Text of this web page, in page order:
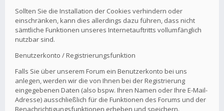
Sollten Sie die Installation der Cookies verhindern oder
einschränken, kann dies allerdings dazu führen, dass nicht
sämtliche Funktionen unseres Internetauftritts vollumfänglich
nutzbar sind.
Benutzerkonto / Registrierungsfunktion
Falls Sie über unserem Forum ein Benutzerkonto bei uns
anlegen, werden wir die von Ihnen bei der Registrierung
eingegebenen Daten (also bspw. Ihren Namen oder Ihre E-Mail-
Adresse) ausschließlich für die Funktionen des Forums und der
Benachrichtigungsfunktionen erheben und speichern.